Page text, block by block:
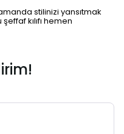
stilinizi yansıtmak
kılıfı hemen